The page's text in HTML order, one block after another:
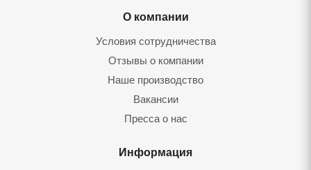
О компании
Условия сотрудничества
Отзывы о компании
Наше производство
Вакансии
Пресса о нас
Информация